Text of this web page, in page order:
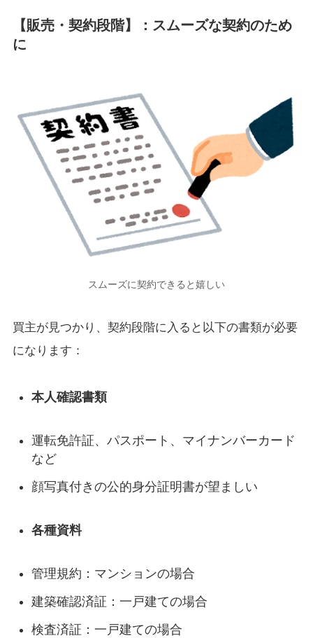
【販売・契約段階】：スムーズな契約のため
に
スムーズに契約できると嬉しい
買主が見つかり、契約段階に入ると以下の書類が必要
になります：
本人確認書類
運転免許証、パスポート、マイナンバーカード
など
顔写真付きの公的身分証明書が望ましい
各種資料
管理規約：マンションの場合
建築確認済証：一戸建ての場合
検査済証：一戸建ての場合